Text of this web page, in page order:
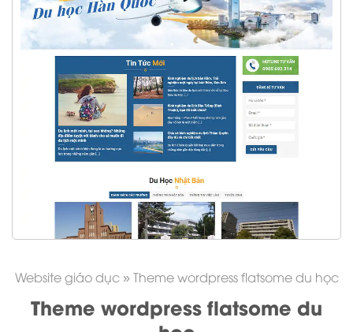
Website giáo dục» Theme wordpress flatsome du học
Theme wordpress flatsome du